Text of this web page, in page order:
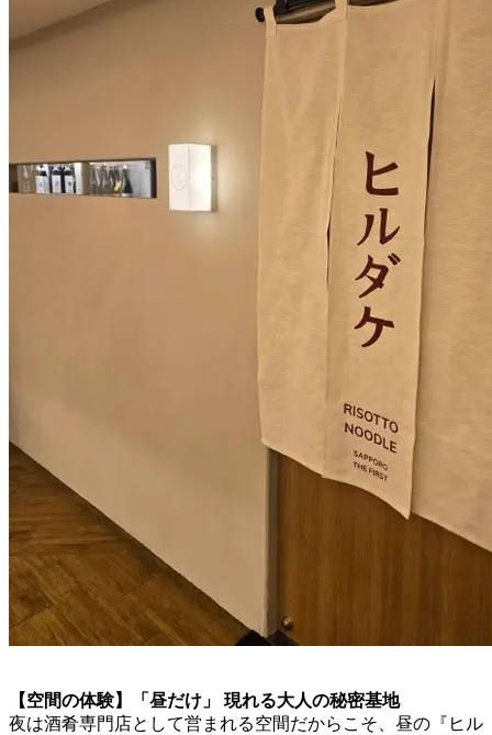
【空間の体験】「昼だけ」 現れる大人の秘密基地
夜は酒肴専門店として営まれる空間だからこそ、昼の『ヒル